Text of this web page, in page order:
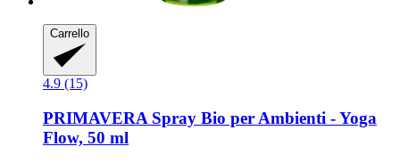
Carrello
4.9 (15)
PRIMAVERA Spray Bio per Ambienti -​ Yoga
Flow, 50 ml